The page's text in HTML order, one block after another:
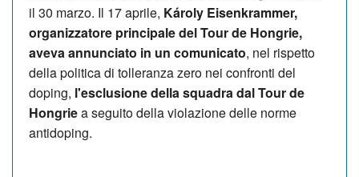
il 30 marzo. Il 17 aprile, Károly Eisenkrammer,
organizzatore principale del Tour de Hongrie,
aveva annunciato in un comunicato, nel rispetto
della politica di tolleranza zero nei confronti del
doping, l'esclusione della squadra dal Tour de
Hongriea seguito della violazione delle norme
antidoping.